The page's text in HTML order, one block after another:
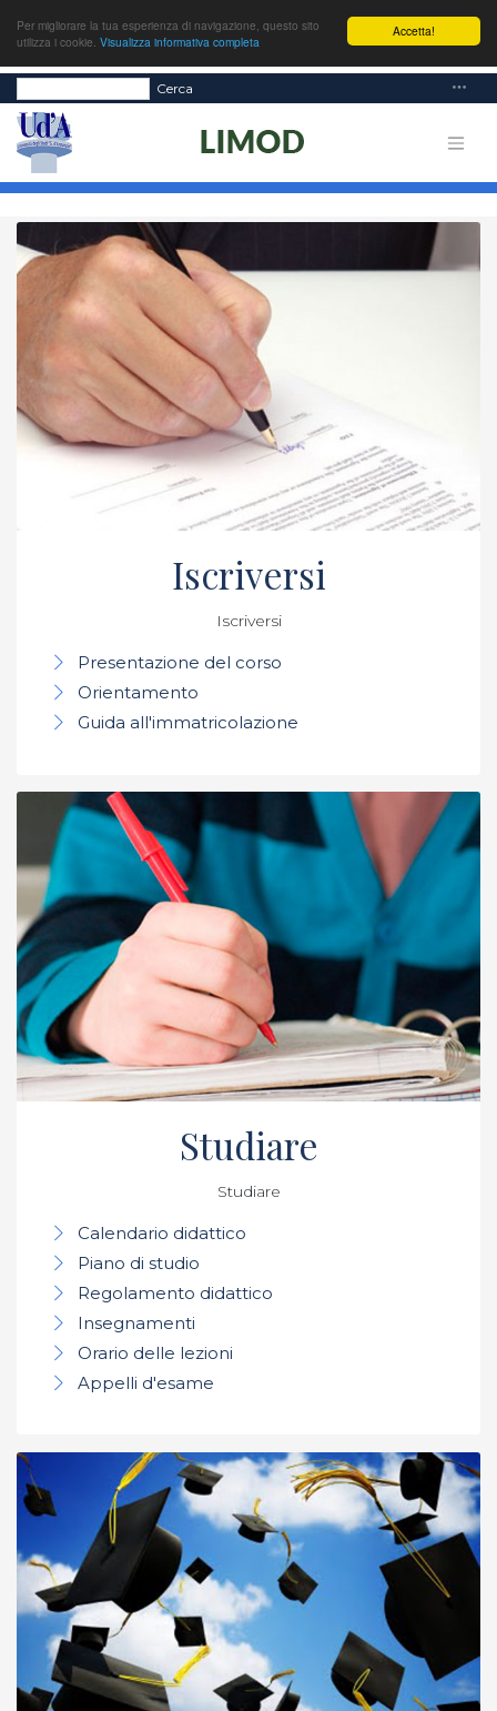
Accetta!
Per migliorare la tua esperienza di navigazione, questo sito
utilizza i cookie. Visualizza informativa completa
Cerca
Iscriversi
Iscriversi
Presentazione del corso
Orientamento
Guida all'immatricolazione
Studiare
Studiare
Calendario didattico
Piano di studio
Regolamento didattico
Insegnamenti
Orario delle lezioni
Appelli d'esame